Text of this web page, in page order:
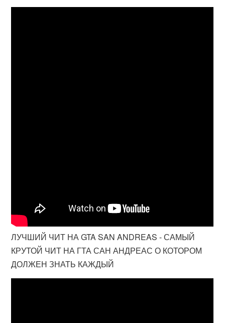
ЛУЧШИЙ ЧИТ НА GTA SAN ANDREAS - САМЫЙ
КРУТОЙ ЧИТ НА ГТА САН АНДРЕАС О КОТОРОМ
ДОЛЖЕН ЗНАТЬ КАЖДЫЙ